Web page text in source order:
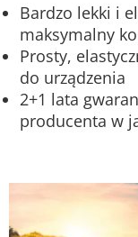
Bardzo lekki i
maksymalny
Prosty,
do urządzenia
2+1 lata
producenta w